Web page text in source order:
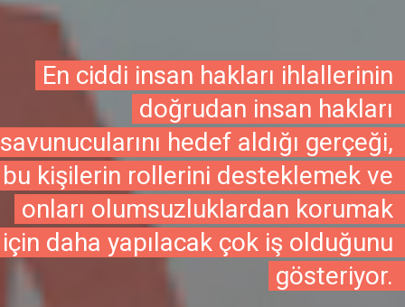
En ciddi insan hakları ihlallerinin
doğrudan insan hakları
savunucularını hedef aldığı gerçeği,
bu kişilerin rollerini desteklemek ve
onları olumsuzluklardan korumak
için daha yapılacak çok iş olduğunu
gösteriyor.